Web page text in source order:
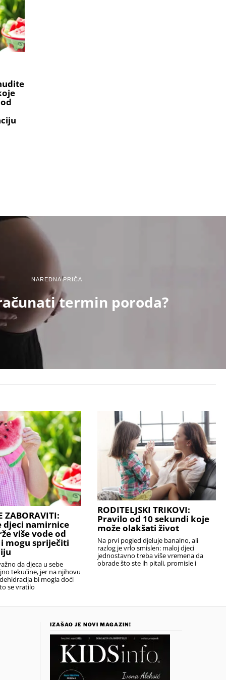
NAREDNA PRIČA
termin poroda?
ZABORAVITI:
djeci namirnice
više vode od
mogu spriječiti
da djeca u sebe
tekućine, jer na njihovu
bi mogla doći
se vratilo
RODITELJSKI TRIKOVI:
Pravilo od 10 sekundi koje
može olakšati život
Na prvi pogled djeluje banalno, ali
razlog je vrlo smislen: maloj djeci
jednostavno treba više vremena da
obrade što ste ih pitali, promisle i
IZAŠAO JE NOVI MAGAZIN!